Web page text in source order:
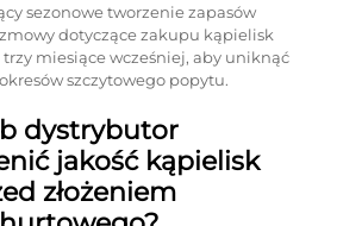
sezonowe tworzenie zapasów
dotyczące zakupu kąpielisk
miesiące wcześniej, aby uniknąć
szczytowego popytu.
dystrybutor
jakość kąpielisk
złożeniem